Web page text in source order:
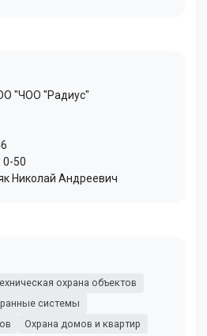
"ЧОО "Радиус"
0-50
Николай Андреевич
охрана объектов
системы
Охрана домов и квартир